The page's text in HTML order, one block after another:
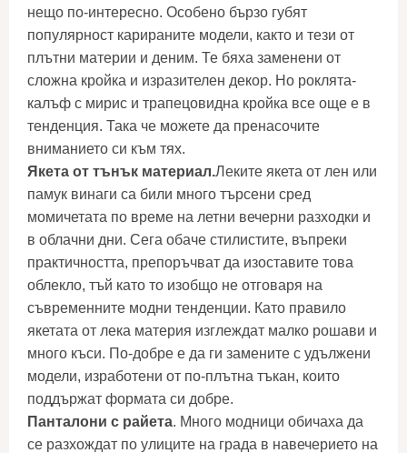
нещо по-интересно. Особено бързо губят
популярност карираните модели, както и тези от
плътни материи и деним. Те бяха заменени от
сложна кройка и изразителен декор. Но роклята-
калъф с мирис и трапецовидна кройка все още е в
тенденция. Така че можете да пренасочите
вниманието си към тях.
Якета от тънък материал.Леките якета от лен или
памук винаги са били много търсени сред
момичетата по време на летни вечерни разходки и
в облачни дни. Сега обаче стилистите, въпреки
практичността, препоръчват да изоставите това
облекло, тъй като то изобщо не отговаря на
съвременните модни тенденции. Като правило
якетата от лека материя изглеждат малко рошави и
много къси. По-добре е да ги замените с удължени
модели, изработени от по-плътна тъкан, които
поддържат формата си добре.
Панталони с райета. Много модници обичаха да
се разхождат по улиците на града в навечерието на